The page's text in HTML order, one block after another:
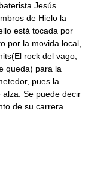
Jesús
de Hielo la
está tocada por
por la movida local,
rock del vago,
queda) para la
pues la
Se puede decir
de su carrera.